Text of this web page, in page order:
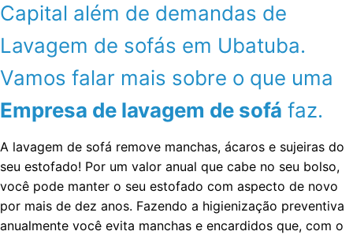
Capital além de demandas de
Lavagem de sofás em Ubatuba.
Vamos falar mais sobre o que uma
Empresa de lavagem de sofá faz.
A lavagem de sofá remove manchas, ácaros e sujeiras do
seu estofado! Por um valor anual que cabe no seu bolso,
você pode manter o seu estofado com aspecto de novo
por mais de dez anos. Fazendo a higienização preventiva
anualmente você evita manchas e encardidos que, com o